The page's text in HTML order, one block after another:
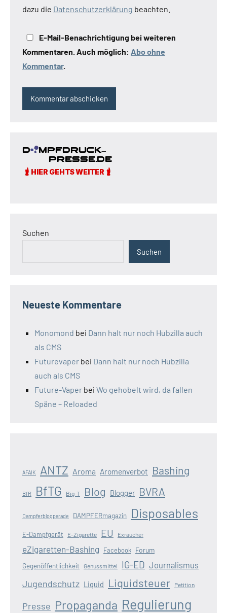
dazu die Datenschutzerklärung beachten.
E-Mail-Benachrichtigung bei weiteren
Kommentaren. Auch möglich: Abo ohne
Kommentar.
Suchen
Suchen
Neueste Kommentare
Monomond bei Dann halt nur noch Hubzilla auch
als CMS
Futurevaper bei Dann halt nur noch Hubzilla
auch als CMS
Future-Vaper bei Wo gehobelt wird, da fallen
Späne – Reloaded
AFAIK ANTZ Aroma Aromenverbot Bashing
BfR BfTG Big-T Blog Blogger BVRA
Dampferblogparade DAMPFERmagazin Disposables
E-Dampfgerät E-Zigarette EU Exraucher
eZigaretten-Bashing Facebook Forum
Gegenöffentlichkeit Genussmittel IG-ED Journalismus
Jugendschutz Liquid Liquidsteuer Petition
Presse Propaganda Regulierung